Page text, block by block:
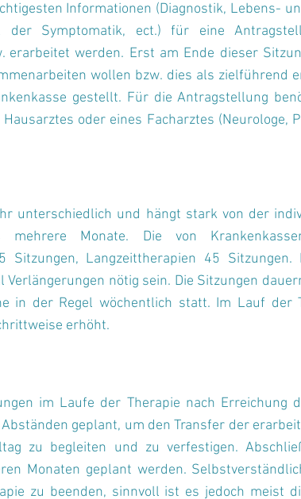
Informationen (Diagnostik, Lebens-
der Symptomatik, ect.) für eine
erarbeitet werden. Erst am Ende dieser
wollen bzw. dies als zielführend
gestellt. Für die Antragstellung
oder eines Facharztes (Neurologe,
unterschiedlich und hängt stark von der
mehrere Monate. Die von
Sitzungen, Langzeittherapien 45
nötig sein. Die Sitzungen
in der Regel wöchentlich statt. Im Lauf der
erhöht.
im Laufe der Therapie nach Erreichung
geplant, um den Transfer der
zu begleiten und zu verfestigen.
Monaten geplant werden.
zu beenden, sinnvoll ist es jedoch meist